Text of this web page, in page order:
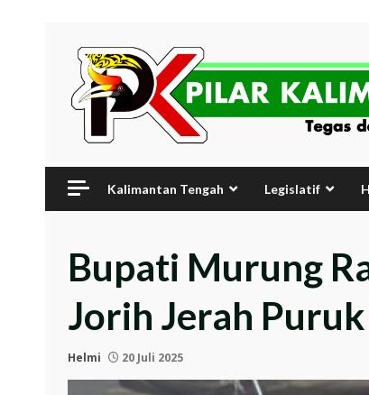
content
Kalimantan Tengah Legislatif
Bupati Murung
Jorih Jerah
Helmi 20 Juli 2025